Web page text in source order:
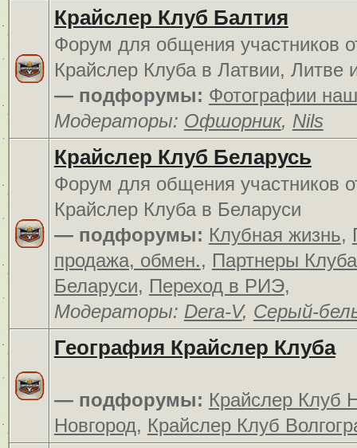
Крайслер Клуб Балтия
Форум для общения участников
Крайслер Клуба в Латвии, Литве
— подфорумы: Фотографии
Модераторы: Офшорник, Nils
Крайслер Клуб Беларусь
Форум для общения участников
Крайслер Клуба в Беларуси
— подфорумы: Клубная жизнь,
продажа, обмен., Партнеры
Беларуси, Переход в РИЭ,
Модераторы: Dera-V, Серый-
География Крайслер Клуба
— подфорумы: Крайслер Клуб
Новгород, Крайслер Клуб